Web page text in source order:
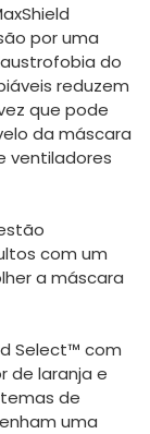
por uma
do
reduzem
que pode
da máscara
ventiladores
com um
a máscara
Select™ com
de laranja e
de
uma